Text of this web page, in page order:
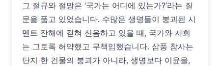
그 절규와 절망은 ‘국가는 어디에 있는가?’라는 질
문을 품고 있었습니다. 수많은 생명들이 붕괴된 시
멘트 잔해에 갇혀 신음하고 있을 때, 국가와 사회
는 그토록 허약했고 무책임했습니다. 삼풍 참사는
단지 한 건물의 붕괴가 아니라, 생명보다 이윤을,